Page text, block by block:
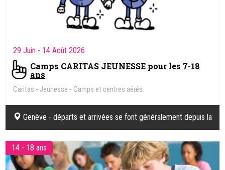
29 Juin - 14 Août 2026
Camps CARITAS JEUNESSE pour les 7-18
ans
Caritas - Jeunesse - Camps et centres aérés.
Genève - départs et arrivées se font généralement depuis la
gare Cornavin
14 - 18 ans